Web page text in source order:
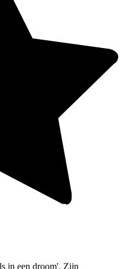
in een droom'. Zijn